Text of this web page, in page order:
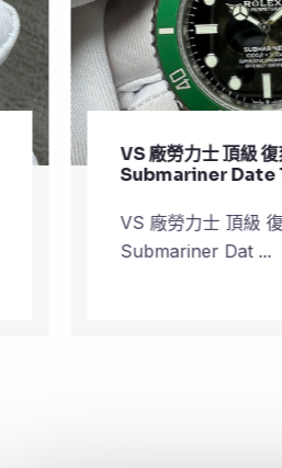
VS 廠勞力士 頂級 復刻 錶
Submariner Date 126610LV
VS 廠勞力士 頂級 復刻 錶
Submariner Dat ...